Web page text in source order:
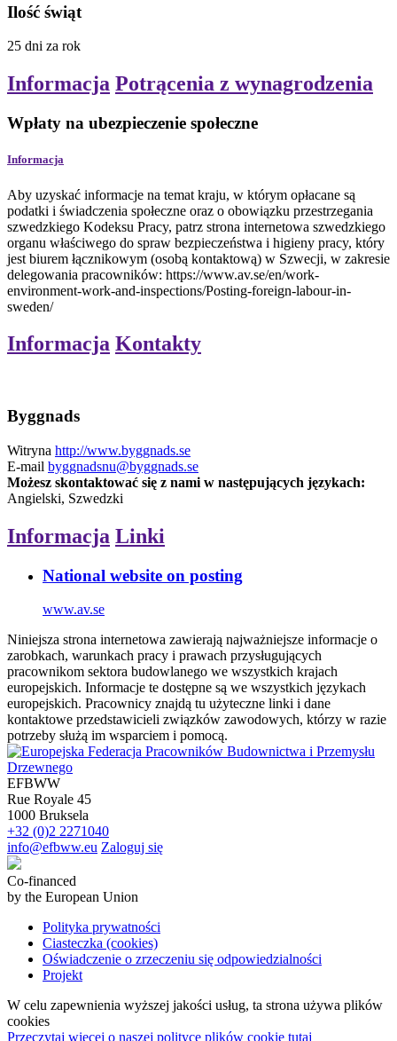
Ilość świąt
25 dni za rok
Informacja Potrącenia z wynagrodzenia
Wpłaty na ubezpieczenie społeczne
Informacja
Aby uzyskać informacje na temat kraju, w którym opłacane są
podatki i świadczenia społeczne oraz o obowiązku przestrzegania
szwedzkiego Kodeksu Pracy, patrz strona internetowa szwedzkiego
organu właściwego do spraw bezpieczeństwa i higieny pracy, który
jest biurem łącznikowym (osobą kontaktową) w Szwecji, w zakresie
delegowania pracowników: https://www.av.se/en/work-
environment-work-and-inspections/Posting-foreign-labour-in-
sweden/
Informacja Kontakty
Byggnads
Witryna http://www.byggnads.se
E-mail byggnadsnu@byggnads.se
Możesz skontaktować się z nami w następujących językach:
Angielski, Szwedzki
Informacja Linki
National website on posting
www.av.se
Niniejsza strona internetowa zawierają najważniejsze informacje o
zarobkach, warunkach pracy i prawach przysługujących
pracownikom sektora budowlanego we wszystkich krajach
europejskich. Informacje te dostępne są we wszystkich językach
europejskich. Pracownicy znajdą tu użyteczne linki i dane
kontaktowe przedstawicieli związków zawodowych, którzy w razie
potrzeby służą im wsparciem i pomocą.
EFBWW
Rue Royale 45
1000 Bruksela
+32 (0)2 2271040
info@efbww.eu Zaloguj się
Co-financed
by the European Union
Polityka prywatności
Ciasteczka (cookies)
Oświadczenie o zrzeczeniu się odpowiedzialności
Projekt
W celu zapewnienia wyższej jakości usług, ta strona używa plików
cookies
Przeczytaj więcej o naszej polityce plików cookie tutaj